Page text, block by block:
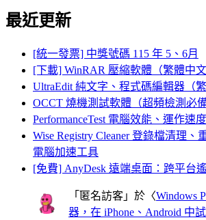
最近更新
[統一發票] 中獎號碼 115 年 5、6月
[下載] WinRAR 壓縮軟體（繁體中文
UltraEdit 純文字、程式碼編輯器（
OCCT 燒機測試軟體（超頻檢測必備
PerformanceTest 電腦效能、運作速
Wise Registry Cleaner 登錄檔清理、
電腦加速工具
[免費] AnyDesk 遠端桌面：跨平台
「 匿名訪客 」於〈Windows
器，在 iPhone、Android 中